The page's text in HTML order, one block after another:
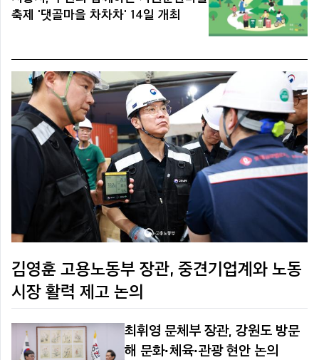
축제 '댓골마을 차차차' 14일 개최
김영훈 고용노동부 장관, 중견기업계와 노동
시장 활력 제고 논의
최휘영 문체부 장관, 강원도 방문
해 문화·체육·관광 현안 논의